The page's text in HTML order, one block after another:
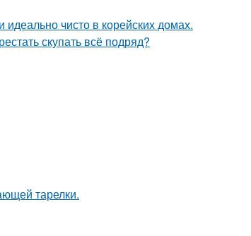
чисто в корейских домах.
скупать всё подряд?
тарелки.